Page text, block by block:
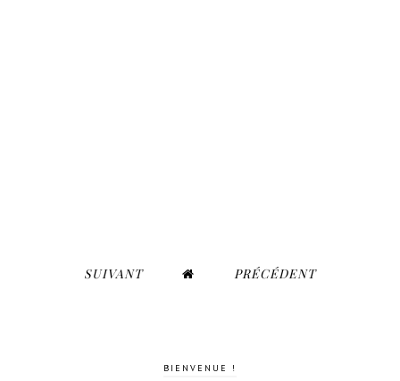
SUIVANT PRÉCÉDENT
BIENVENUE !